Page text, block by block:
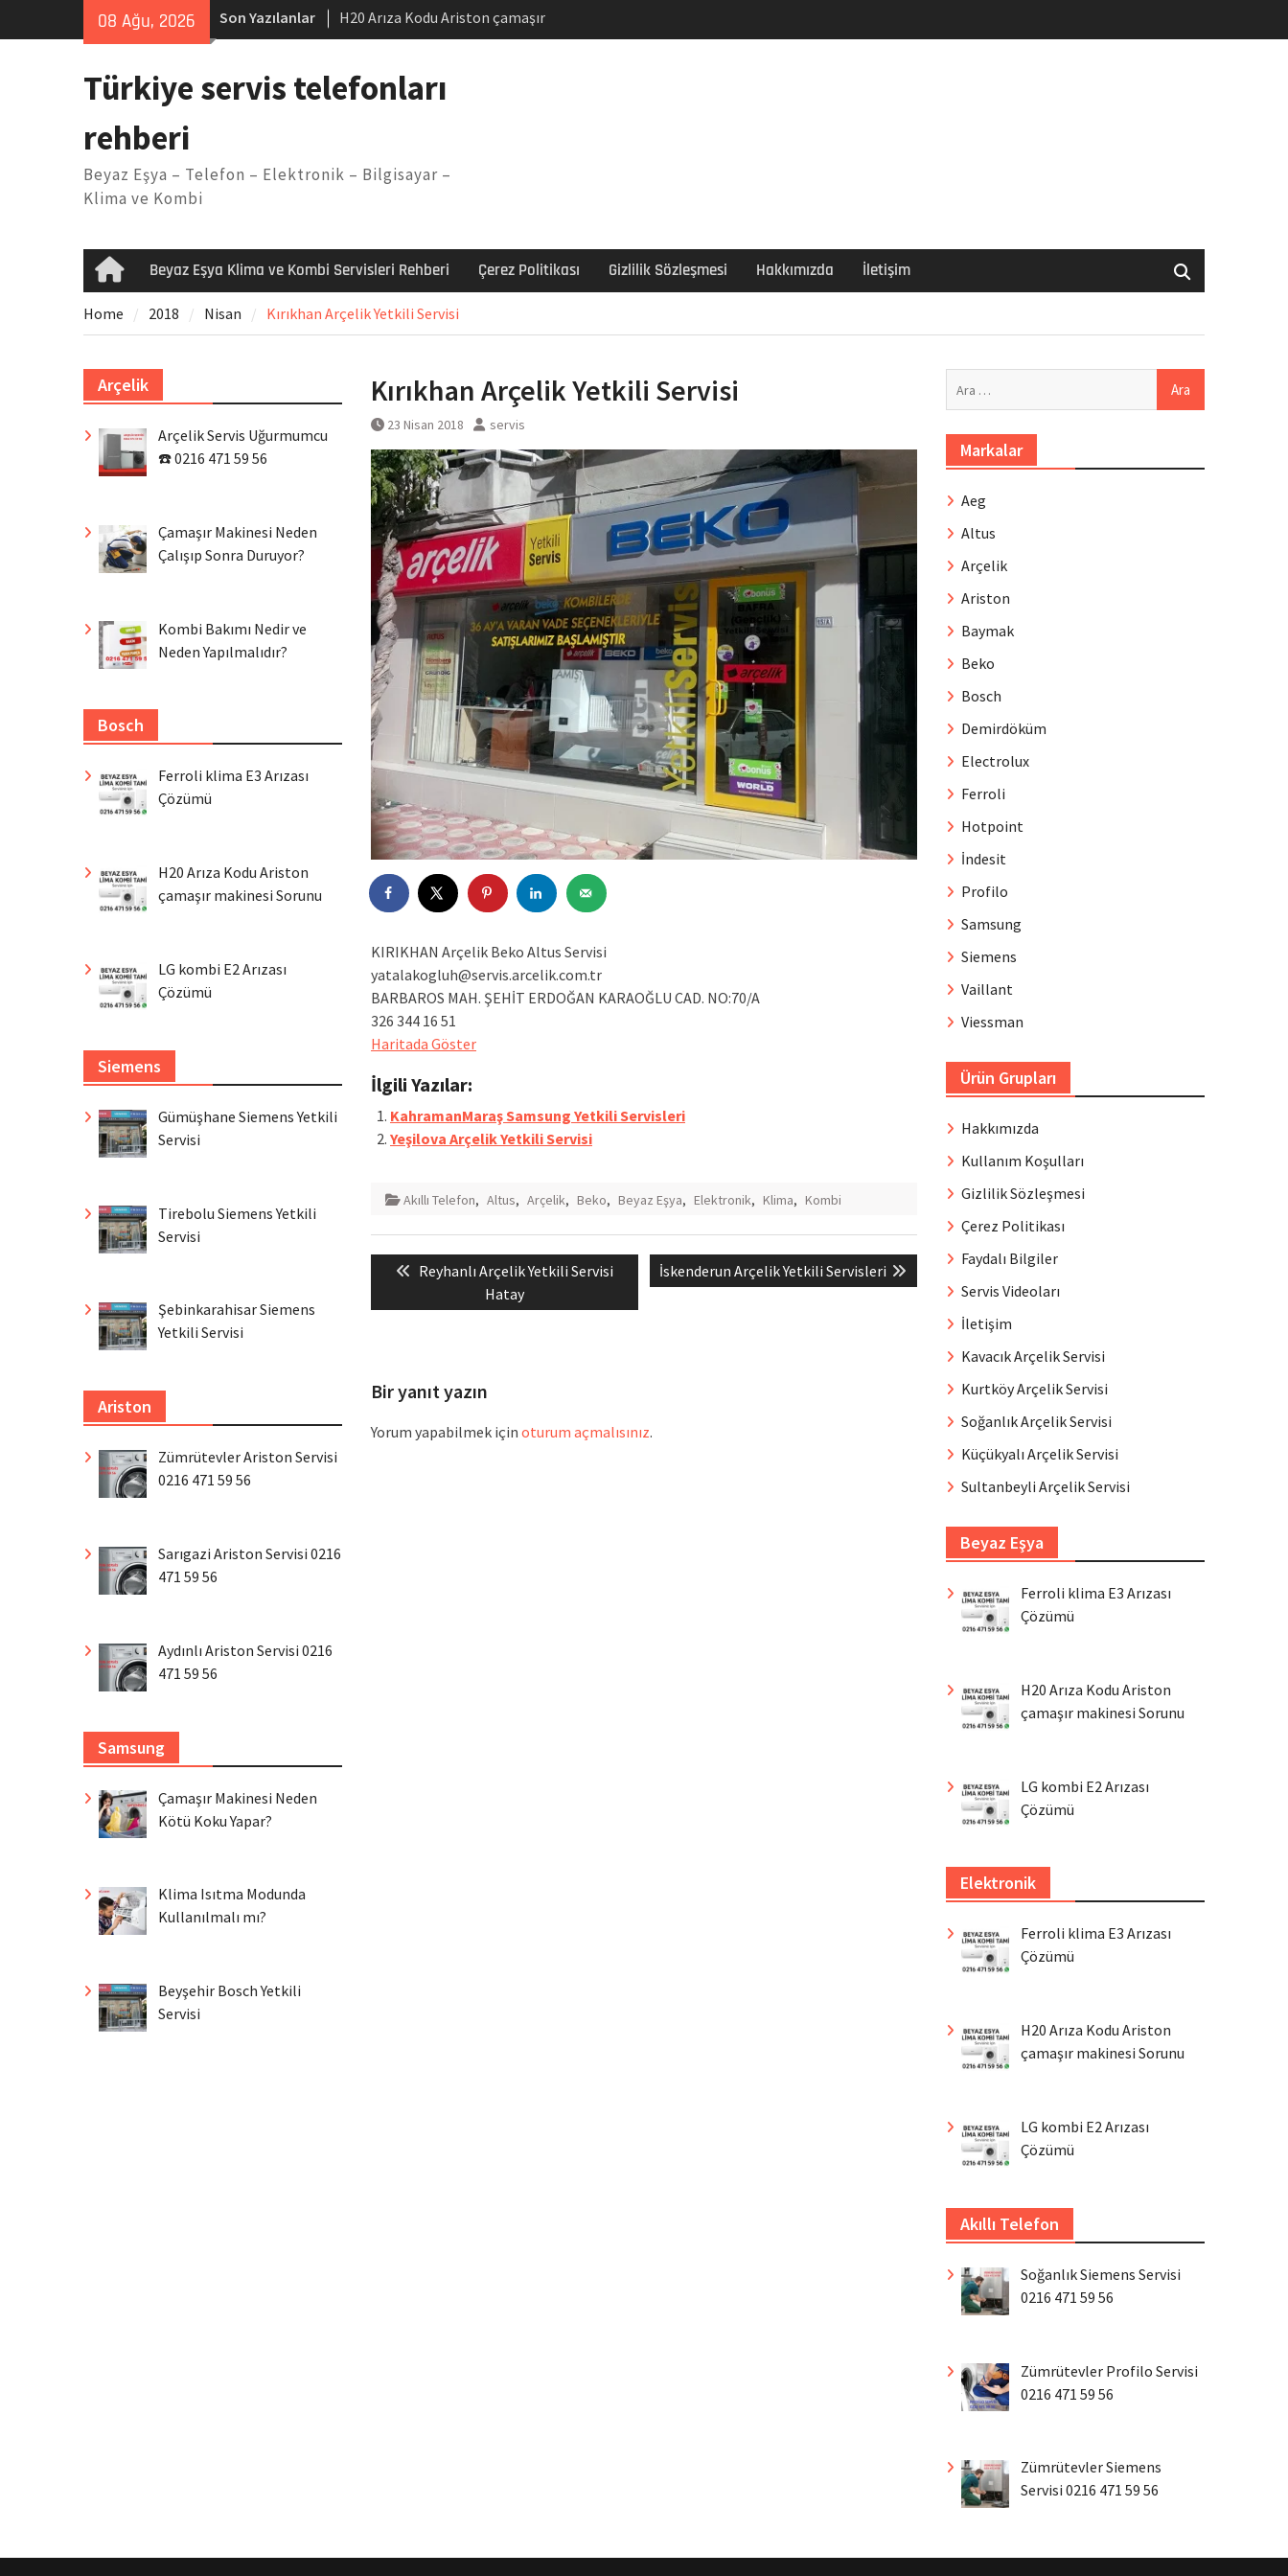
08 Ağu, 2026 Son Yazılanlar
H20 Arıza Kodu Ariston çamaşır
makinesi Sorunu
Arçelik buzdolabı F5 Hatası Çözüm
Ferroli klima E3 Arızası Çözümü
Türkiye servis telefonları
rehberi
Beyaz Eşya – Telefon – Elektronik – Bilgisayar –
Klima ve Kombi
HomeBeyaz Eşya Klima ve Kombi Servisleri Rehberi Çerez Politikası Gizlilik Sözleşmesi Hakkımızda İletişim
Home 2018 Nisan Kırıkhan Arçelik Yetkili Servisi
Kırıkhan Arçelik Yetkili Servisi
23 Nisan 2018 servis
KIRIKHAN Arçelik Beko Altus Servisi
yatalakogluh@servis.arcelik.com.tr
BARBAROS MAH. ŞEHİT ERDOĞAN KARAOĞLU CAD. NO:70/A
326 344 16 51
Haritada Göster
İlgili Yazılar:
KahramanMaraş Samsung Yetkili Servisleri
Yeşilova Arçelik Yetkili Servisi
Akıllı Telefon, Altus, Arçelik, Beko, Beyaz Eşya, Elektronik, Klima, Kombi
Yazı
gezinmesi
Previous
Reyhanlı Arçelik Yetkili Servisi
Hatay
Next
post:
İskenderun Arçelik Yetkili Servisleri
Bir yanıt yazın
Yorum yapabilmek için oturum açmalısınız.
Markalar
Aeg
Altus
Arçelik
Ariston
Baymak
Beko
Bosch
Demirdöküm
Electrolux
Ferroli
Hotpoint
İndesit
Profilo
Samsung
Siemens
Vaillant
Viessman
Ürün Grupları
Hakkımızda
Kullanım Koşulları
Gizlilik Sözleşmesi
Çerez Politikası
Faydalı Bilgiler
Servis Videoları
İletişim
Kavacık Arçelik Servisi
Kurtköy Arçelik Servisi
Soğanlık Arçelik Servisi
Küçükyalı Arçelik Servisi
Sultanbeyli Arçelik Servisi
Beyaz Eşya
Ferroli klima E3 Arızası
Çözümü
H20 Arıza Kodu Ariston
çamaşır makinesi Sorunu
LG kombi E2 Arızası
Çözümü
Elektronik
Ferroli klima E3 Arızası
Çözümü
H20 Arıza Kodu Ariston
çamaşır makinesi Sorunu
LG kombi E2 Arızası
Çözümü
Akıllı Telefon
Soğanlık Siemens Servisi
0216 471 59 56
Zümrütevler Profilo Servisi
0216 471 59 56
Zümrütevler Siemens
Servisi 0216 471 59 56
Arçelik
Arçelik Servis Uğurmumcu
☎️ 0216 471 59 56
Çamaşır Makinesi Neden
Çalışıp Sonra Duruyor?
Kombi Bakımı Nedir ve
Neden Yapılmalıdır?
Bosch
Ferroli klima E3 Arızası
Çözümü
H20 Arıza Kodu Ariston
çamaşır makinesi Sorunu
LG kombi E2 Arızası
Çözümü
Siemens
Gümüşhane Siemens Yetkili
Servisi
Tirebolu Siemens Yetkili
Servisi
Şebinkarahisar Siemens
Yetkili Servisi
Ariston
Zümrütevler Ariston Servisi
0216 471 59 56
Sarıgazi Ariston Servisi 0216
471 59 56
Aydınlı Ariston Servisi 0216
471 59 56
Samsung
Çamaşır Makinesi Neden
Kötü Koku Yapar?
Klima Isıtma Modunda
Kullanılmalı mı?
Beyşehir Bosch Yetkili
Servisi